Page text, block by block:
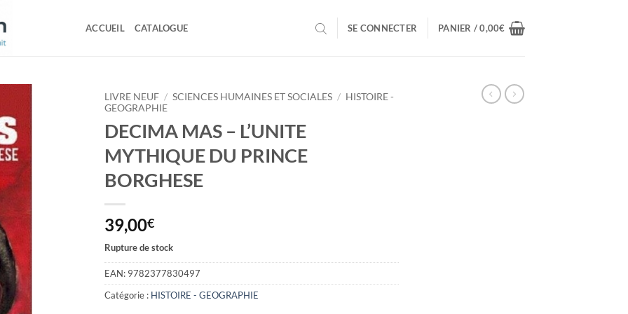
ACCUEIL CATALOGUE SE CONNECTER PANIER /0,00€
LIVRE NEUF / SCIENCES HUMAINES ET SOCIALES / HISTOIRE -
GEOGRAPHIE
DECIMA MAS – L’UNITE
MYTHIQUE DU PRINCE
BORGHESE
39,00€
Rupture de stock
EAN: 9782377830497
Catégorie : HISTOIRE - GEOGRAPHIE